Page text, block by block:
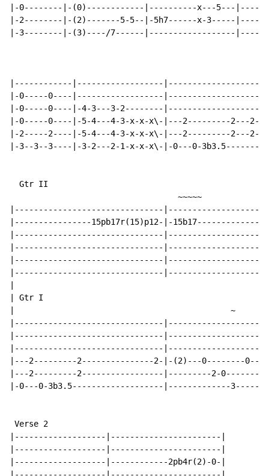
|-0--------|-(0)------------|----------x---5---|-----
|-2--------|-(2)-------5-5--|-5h7------x-3-----
|-3--------|-(3)----/7------|------------------
|------------|------------------|-------------------
|-0-----0----|------------------|-------------------
|-0-----0----|-4-3---3-2--------
|-0-----0----|-5-4---4-3-x-x-x\-|---2---------2---2-
|-2-----2----|-5-4---4-3-x-x-x\-|---2---------2---
|-3--3--3----|-3-2---2-1-x-x-x\-|-0---0-3b3.5-------
  Gtr II
                                   ~~~~~
|-------------------------------|-------------------||
|----------------15pb17r(15)p12-|-15b17-------------||
|-------------------------------|-------------------||
|-------------------------------|-------------------||
|-------------------------------|-------------------||
|-------------------------------|-------------------||
| Gtr I
~
|-------------------------------|-------------------||
|-------------------------------|-------------------||
|-------------------------------|-------------------||
|---2---------2---------------2-|-(2)---0--------0--||
|---2---------2-----------------|---------2-0-------||
|-0---0-3b3.5-------------------|-------------3-----||
Verse 2
|-------------------|-----------------------|
|-------------------|-----------------------|
|-------------------|------------2pb4r(2)-0-|